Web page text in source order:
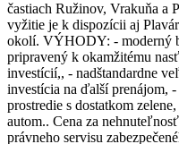
častiach Ružinov, Vrakuňa a
vyžitie je k dispozícii aj
okolí. VÝHODY: - moderný
pripravený k okamžitému
investícií,, - nadštandardne
investícia na ďalší prenájom,
prostredie s dostatkom
autom.. Cena za
právneho servisu